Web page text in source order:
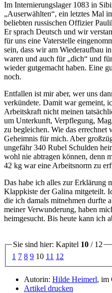
Im Internierungslager 1083 in
Auserwählten , ein letztes Mal
beliebten russischen Offizier
Er sprach Deutsch und wir
für uns eine Vaterstelle
sein, dass wir am Wiederaufbau
waren und auch für dich und
wieder gutgemacht haben. Eine
noch.
Entfallen ist mir aber, wer uns
verkündete. Damit war gemeint,
Arbeitskraft nicht meinen
um Unterkunft, Verpflegung,
zu begleichen. Wie das errechnet
Geheimnis für mich. Aber
ungefähr 340 Rubel Schulden
wohl nie abtragen können, denn
42 kg war eine Arbeitsnorm zu
Das habe ich alles zur Erklärung
Klappkiste der Galina mitgeteilt.
die ich damals mitnehmen durfte
meiner Verwunderung, haben
heimgesucht. Bis heute kann ich
Sie sind hier: Kapitel 10 / 12
1 7 8 9 10 11 12
Autorin: Hilde Heimerl, im
Artikel drucken